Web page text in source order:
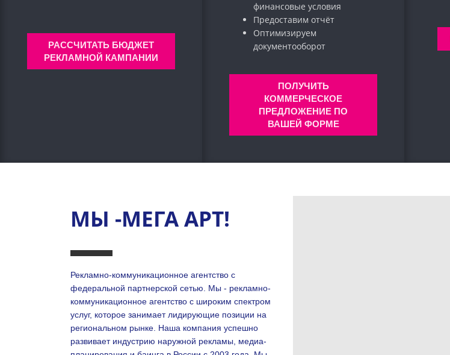
РАССЧИТАТЬ БЮДЖЕТ
РЕКЛАМНОЙ КАМПАНИИ
финансовые условия
Предоставим отчёт
Оптимизируем
документооборот
ПОЛУЧИТЬ
КОММЕРЧЕСКОЕ
ПРЕДЛОЖЕНИЕ ПО
ВАШЕЙ ФОРМЕ
МЫ -МЕГА АРТ!
Рекламно-коммуникационное агентство с
федеральной партнерской сетью. Мы - рекламно-
коммуникационное агентство с широким спектром
услуг, которое занимает лидирующие позиции на
региональном рынке. Наша компания успешно
развивает индустрию наружной рекламы, медиа-